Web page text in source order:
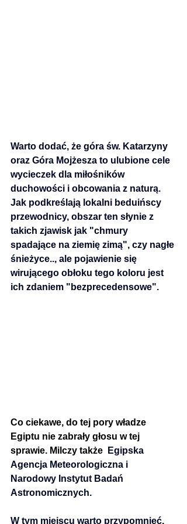
Warto dodać, że góra św. Katarzyny
oraz Góra Mojżesza to ulubione cele
wycieczek dla miłośników
duchowości i obcowania z naturą.
Jak podkreślają lokalni beduińscy
przewodnicy, obszar ten słynie z
takich zjawisk jak "chmury
spadające na ziemię zimą", czy nagłe
śnieżyce.., ale pojawienie się
wirującego obłoku tego koloru jest
ich zdaniem "bezprecedensowe".
Co ciekawe, do tej pory władze
Egiptu nie zabrały głosu w tej
sprawie. Milczy także
Egipska
Agencja Meteorologiczna i
Narodowy Instytut Badań
Astronomicznych.
W tym miejscu warto przypomnieć,